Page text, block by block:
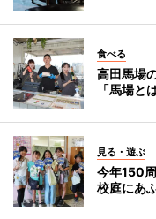
食べる
高田馬場
「馬場と
見る・遊ぶ
今年150
校庭にあ